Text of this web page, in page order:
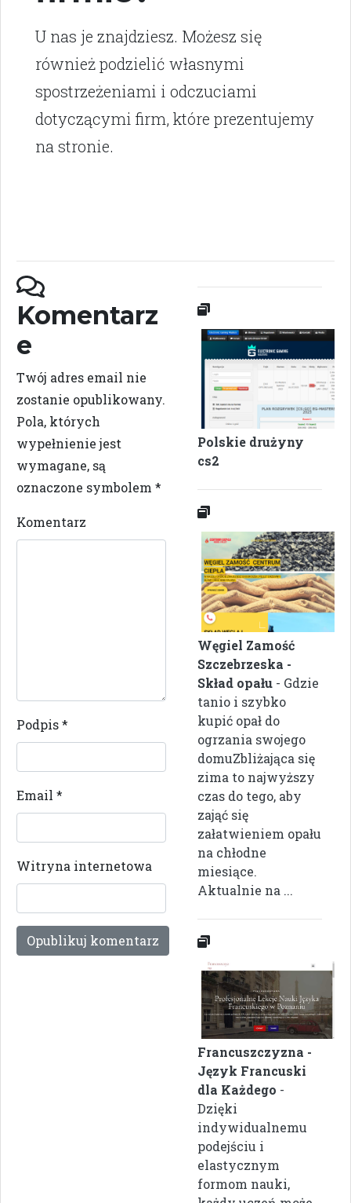
U nas je znajdziesz. Możesz się
również podzielić własnymi
spostrzeżeniami i odczuciami
dotyczącymi firm, które prezentujemy
na stronie.
Komentarz
e
Twój adres email nie
zostanie opublikowany.
Pola, których
wypełnienie jest
wymagane, są
oznaczone symbolem *
Komentarz
Podpis*
Email *
Witryna internetowa
Polskie drużyny
cs2
Węgiel Zamość
Szczebrzeska -
Skład opału - Gdzie
tanio i szybko
kupić opał do
ogrzania swojego
domuZbliżająca się
zima to najwyższy
czas do tego, aby
zająć się
załatwieniem opału
na chłodne
miesiące.
Aktualnie na ...
Francuszczyzna -
Język Francuski
dla Każdego -
Dzięki
indywidualnemu
podejściu i
elastycznym
formom nauki,